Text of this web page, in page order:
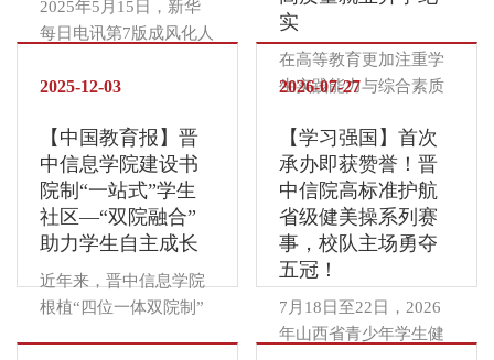
2025年5月15日，新华
每日电讯第7版成风化人
地方绽放青春光芒——
支教西部计划志愿者服
务队队员》专版报道。
报道中详细讲述了本科
就读于晋中信息学院的
王艺枝同学志愿支教的
故事，点赞她是“逆风飞
行的蒲公英”。暮色漫过
志愿者王艺枝就着窗前
实
在高等教育更加注重学
生实践能力与综合素质
的价值，不仅在于课堂
上传授了多少知识，更
在于能否为学生铺就一
条通往未来的坚实道
路。作为山西首批应用
型本科高校，晋中信息
学院紧密对接国家战略
和区域经济发展需求，
围绕“信息产业商学院”
2025-12-03
【中国教育报】晋
中信息学院建设书
院制“一站式”学生
社区—“双院融合”
助力学生自主成长
近年来，晋中信息学院
根植“四位一体双院制”
2026-07-27
【学习强国】首次
承办即获赞誉！晋
中信院高标准护航
省级健美操系列赛
事，校队主场勇夺
五冠！
7月18日至22日，2026
年山西省青少年学生健